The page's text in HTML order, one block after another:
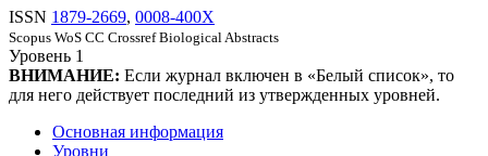
ISSN 1879-2669, 0008-400X
Scopus WoS CC Crossref Biological Abstracts
Уровень 1
ВНИМАНИЕ: Если журнал включен в «Белый список», то
для него действует последний из утвержденных уровней.
Основная информация
Уровни